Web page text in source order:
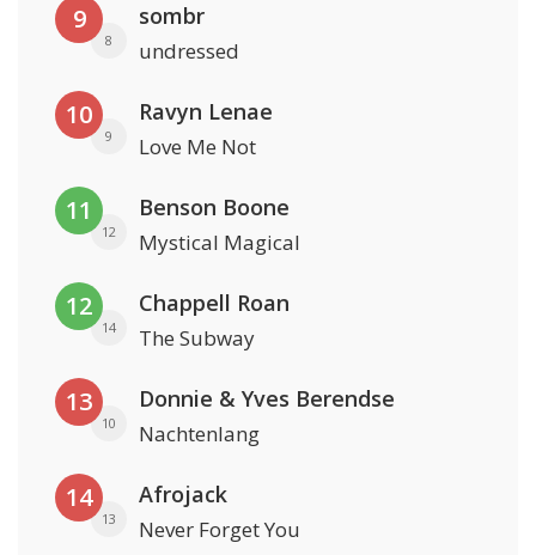
9
8
sombr
undressed
10
9
Ravyn Lenae
Love Me Not
11
12
Benson Boone
Mystical Magical
12
14
Chappell Roan
The Subway
13
10
Donnie & Yves Berendse
Nachtenlang
14
13
Afrojack
Never Forget You